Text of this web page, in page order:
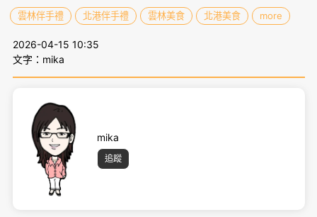
雲林伴手禮 北港伴手禮 雲林美食 北港美食 more
2026-04-15 10:35
文字：mika
mika
追蹤